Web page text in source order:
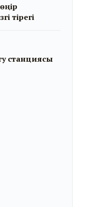
тірегі
станциясы